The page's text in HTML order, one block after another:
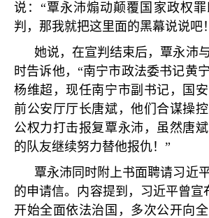
说：“覃永沛煽动颠覆国家政权
判，那我就把这里面的黑幕说说吧！
她说，在宣判结束后，覃永沛
时告诉他， “南宁市政法委书记黄
杨维超，现任南宁市副书记，国安
前公安厅厅长唐斌，他们合谋操
公权力打击报复覃永沛，虽然唐
的队友继续努力替他报仇！ ”
覃永沛同时附上书面聘请习近
的申请信。内容提到，习近平曾宣
开始全面依法治国，多次公开向